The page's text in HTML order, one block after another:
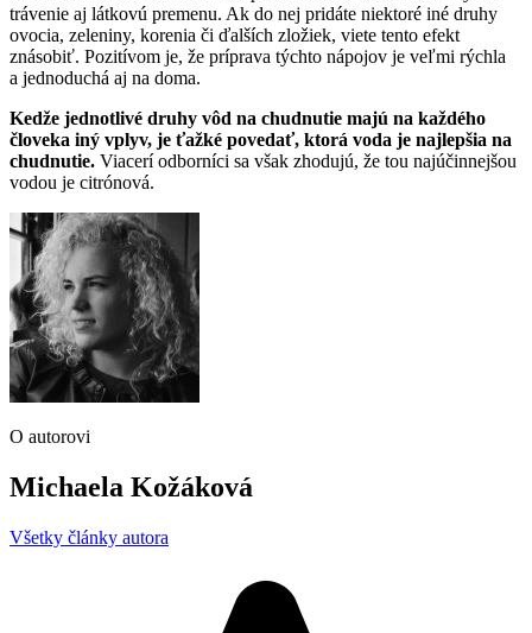
trávenie aj látkovú premenu. Ak do nej pridáte niektoré iné druhy
ovocia, zeleniny, korenia či ďalších zložiek, viete tento efekt
znásobiť. Pozitívom je, že príprava týchto nápojov je veľmi rýchla
a jednoduchá aj na doma.
Kedže jednotlivé druhy vôd na chudnutie majú na každého
človeka iný vplyv, je ťažké povedať, ktorá voda je najlepšia na
chudnutie. Viacerí odborníci sa však zhodujú, že tou najúčinnejšou
vodou je citrónová.
O autorovi
Michaela Kožáková
Všetky články autora